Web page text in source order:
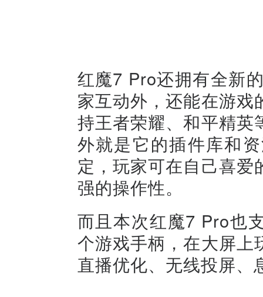
红魔7 Pro还拥有全新
家互动外，还能在游
持王者荣耀、和平精
外就是它的插件库和
定，玩家可在自己喜
强的操作性。
而且本次红魔7 Pro也
个游戏手柄，在大屏
直播优化、无线投屏、